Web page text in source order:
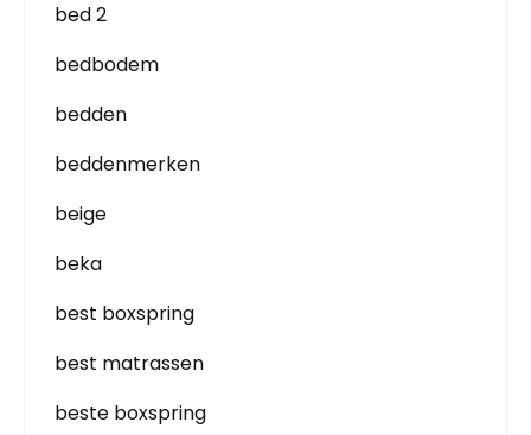
bed 2
bedbodem
bedden
beddenmerken
beige
beka
best boxspring
best matrassen
beste boxspring